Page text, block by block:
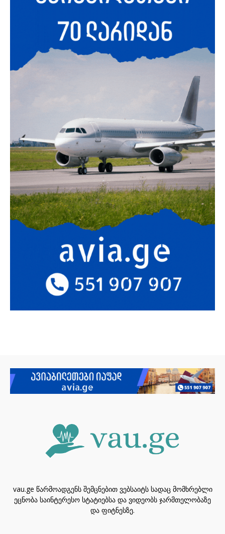
vau.ge წარმოადგენს შემცნებით ვებსაიტს სადაც მომხრებლი
ეცნობა საინტერესო სტატიებსა და ვიდეობს ჯარმთელობაზე
და ფიტნესზე.